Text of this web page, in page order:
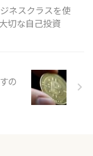
ネスクラスを使
切な自己投資
の